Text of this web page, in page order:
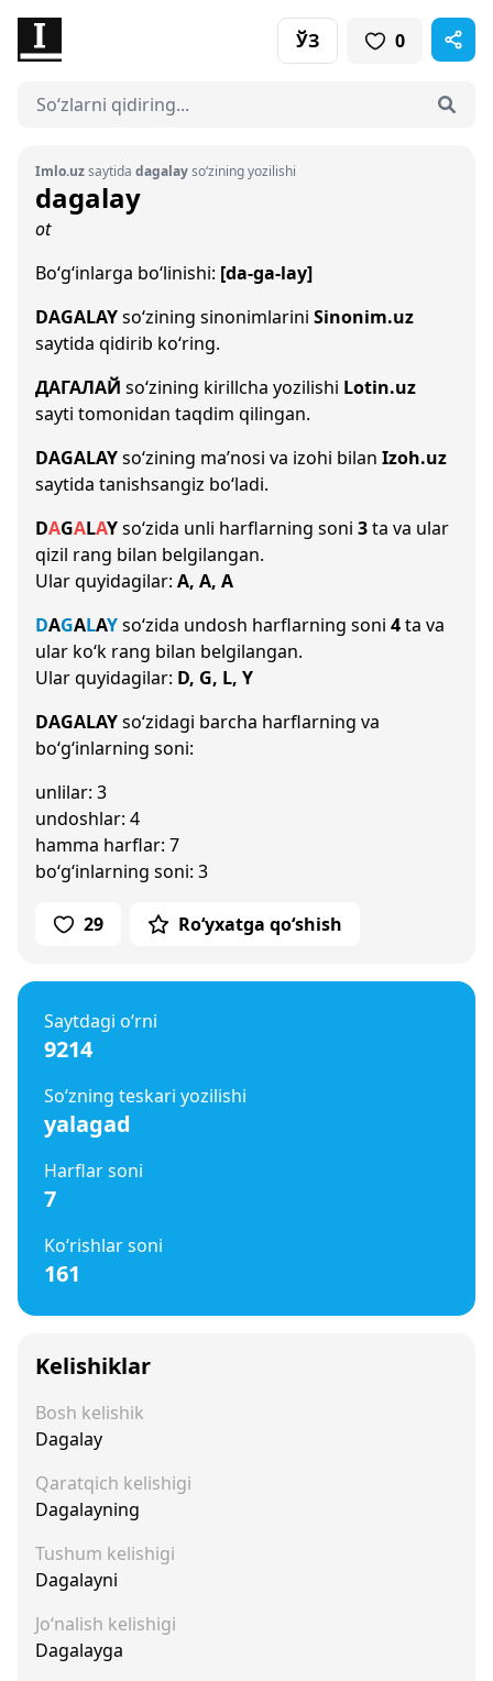
ЎЗ 0
Imlo.uzsaytida dagalayso‘zining yozilishi
dagalay
ot
Bo‘g‘inlarga bo‘linishi: [da-ga-lay]
DAGALAYso‘zining sinonimlarini Sinonim.uz
saytida qidirib ko‘ring.
ДАГАЛАЙ so‘zining kirillcha yozilishi Lotin.uz
sayti tomonidan taqdim qilingan.
DAGALAYso‘zining ma’nosi va izohi bilan Izoh.uz
saytida tanishsangiz bo‘ladi.
DAGALAYso‘zida unli harflarning soni 3ta va ular
qizil rang bilan belgilangan.
Ular quyidagilar: A, A, A
DAGALAYso‘zida undosh harflarning soni 4ta va
ular ko‘k rang bilan belgilangan.
Ular quyidagilar: D, G, L, Y
DAGALAYso‘zidagi barcha harflarning va
bo‘g‘inlarning soni:
unlilar: 3
undoshlar: 4
hamma harflar: 7
bo‘g‘inlarning soni: 3
29 Ro‘yxatga qo‘shish
Saytdagi o‘rni
9214
So‘zning teskari yozilishi
yalagad
Harflar soni
7
Ko‘rishlar soni
161
Kelishiklar
Bosh kelishik
Dagalay
Qaratqich kelishigi
Dagalayning
Tushum kelishigi
Dagalayni
Jo‘nalish kelishigi
Dagalayga